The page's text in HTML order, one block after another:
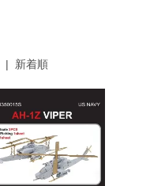
| 新着順